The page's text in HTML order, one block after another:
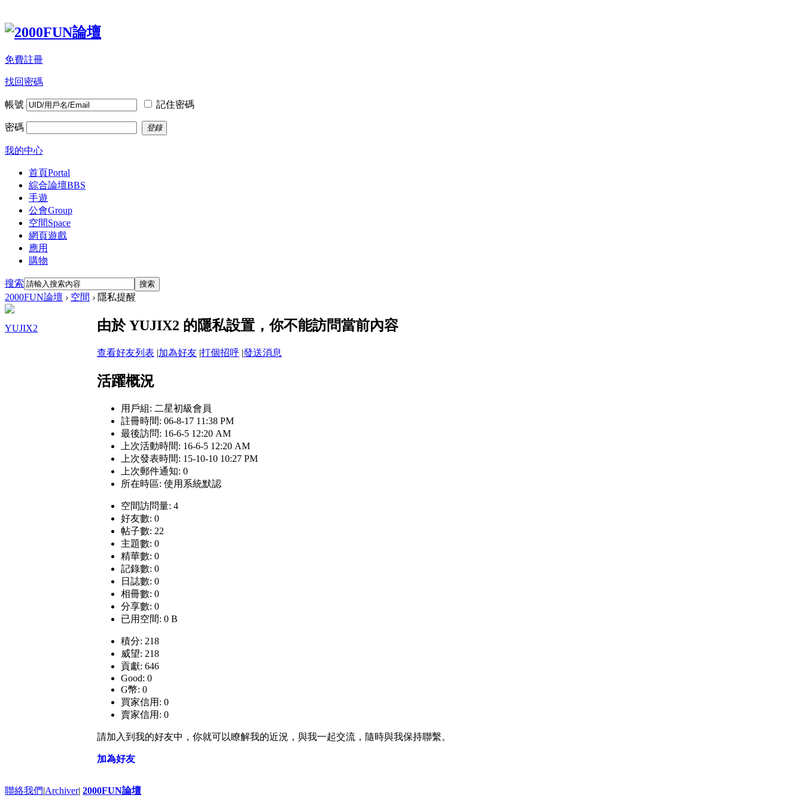
免費註冊
找回密碼
帳號 記住密碼
密碼 登錄
我的中心
首頁Portal
綜合論壇BBS
手遊
公會Group
空間Space
網頁遊戲
應用
購物
搜索 搜索
2000FUN論壇 › 空間 › 隱私提醒
YUJIX2 由於 YUJIX2 的隱私設置，你不能訪問當前內容
查看好友列表 |加為好友 |打個招呼 |發送消息
活躍概況
用戶組: 二星初級會員
註冊時間: 06-8-17 11:38 PM
最後訪問: 16-6-5 12:20 AM
上次活動時間: 16-6-5 12:20 AM
上次發表時間: 15-10-10 10:27 PM
上次郵件通知: 0
所在時區: 使用系統默認
空間訪問量: 4
好友數: 0
帖子數: 22
主題數: 0
精華數: 0
記錄數: 0
日誌數: 0
相冊數: 0
分享數: 0
已用空間: 0 B
積分: 218
威望: 218
貢獻: 646
Good: 0
G幣: 0
買家信用: 0
賣家信用: 0
請加入到我的好友中，你就可以瞭解我的近況，與我一起交流，隨時與我保持聯繫。
加為好友
聯絡我們|Archiver| 2000FUN論壇